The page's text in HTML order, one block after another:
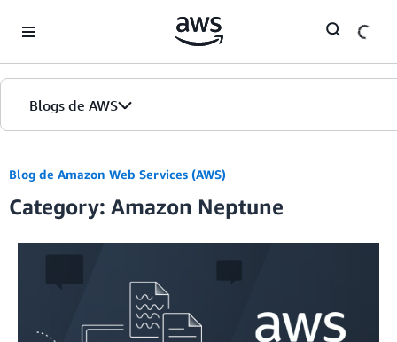
Blogs de AWS
Inicio
Ediciones
Blog de Amazon Web Services (AWS)
Category: Amazon Neptune